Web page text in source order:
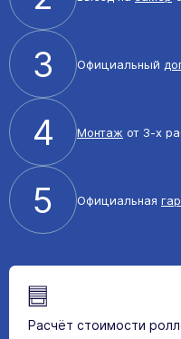
3 Официальный
4 Монтаж от 3-х
5 Официальная
Расчёт стоимости